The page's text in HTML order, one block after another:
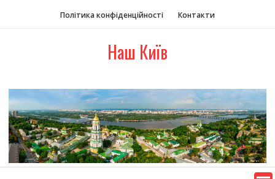
t
Політика конфіденційності Контакти
Наш Київ